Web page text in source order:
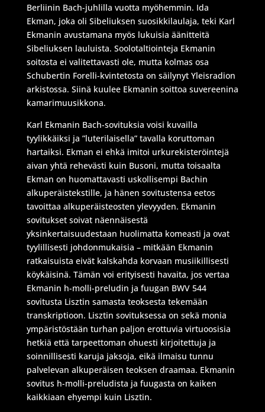
Berliinin Bach-juhlilla vuotta myöhemmin. Ida
Ekman, joka oli Sibeliuksen suosikkilaulaja, teki Karl
Ekmanin avustamana myös lukuisia äänitteitä
Sibeliuksen lauluista. Soolotaltiointeja Ekmanin
soitosta ei valitettavasti ole, mutta kolmas osa
Schubertin Forelli-kvintetosta on säilynyt Yleisradion
arkistossa. Siinä kuulee Ekmanin soittoa suvereenina
kamarimuusikkona.
Karl Ekmanin Bach-sovituksia voisi kuvailla
tyylikkäiksi ja ”luterilaisella” tavalla koruttoman
hartaiksi. Ekman ei ehkä imitoi urkurekisteröintejä
aivan yhtä rehevästi kuin Busoni, mutta toisaalta
Ekman on huomattavasti uskollisempi Bachin
alkuperäistekstille, ja hänen sovitustensa eetos
tavoittaa alkuperäisteosten ylevyyden. Ekmanin
sovitukset soivat näennäisestä
yksinkertaisuudestaan huolimatta komeasti ja ovat
tyylillisesti johdonmukaisia – mitkään Ekmanin
ratkaisuista eivät kalskahda korvaan musiikillisesti
köykäisinä. Tämän voi erityisesti havaita, jos vertaa
Ekmanin h-molli-preludin ja fuugan BWV 544
sovitusta Lisztin samasta teoksesta tekemään
transkriptioon. Lisztin sovituksessa on sekä monia
ympäristöstään turhan paljon erottuvia virtuoosisia
hetkiä että tarpeettoman ohuesti kirjoitettuja ja
soinnillisesti karuja jaksoja, eikä ilmaisu tunnu
palvelevan alkuperäisen teoksen draamaa. Ekmanin
sovitus h-molli-preludista ja fuugasta on kaiken
kaikkiaan ehyempi kuin Lisztin.